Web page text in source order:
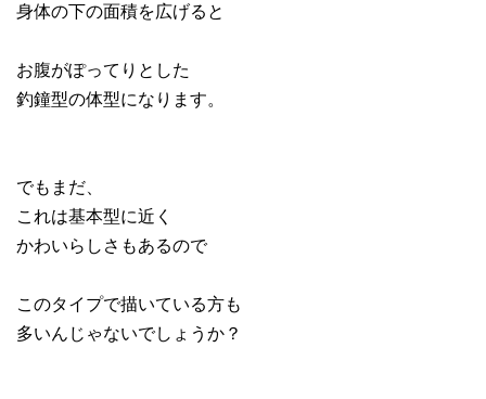
身体の下の面積を広げると
お腹がぽってりとした
釣鐘型の体型になります。
でもまだ、
これは基本型に近く
かわいらしさもあるので
このタイプで描いている方も
多いんじゃないでしょうか？